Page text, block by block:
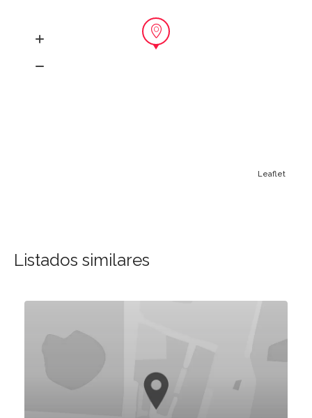
Leaflet
Listados similares